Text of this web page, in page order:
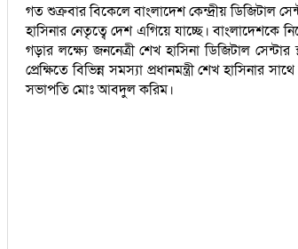
গত শুক্রবার বিকেলে বাংলাদেশ কেন্দ্রীয় ডিজিটাল
হাসিনার নেতৃত্বে দেশ এগিয়ে যাচ্ছে। বাংলাদেশকে
গড়ার লক্ষ্যে জননেত্রী শেখ হাসিনা ডিজিটাল
প্রেক্ষিতে বিভিন্ন সমস্যা প্রধানমন্ত্রী শেখ
সভাপতি মোঃ আবদুল করিম।